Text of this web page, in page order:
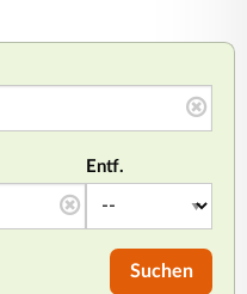
Entf.
Suchen